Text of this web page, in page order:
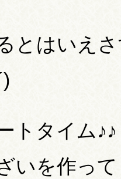
とはいえ
トタイム♪♪
いを作っ